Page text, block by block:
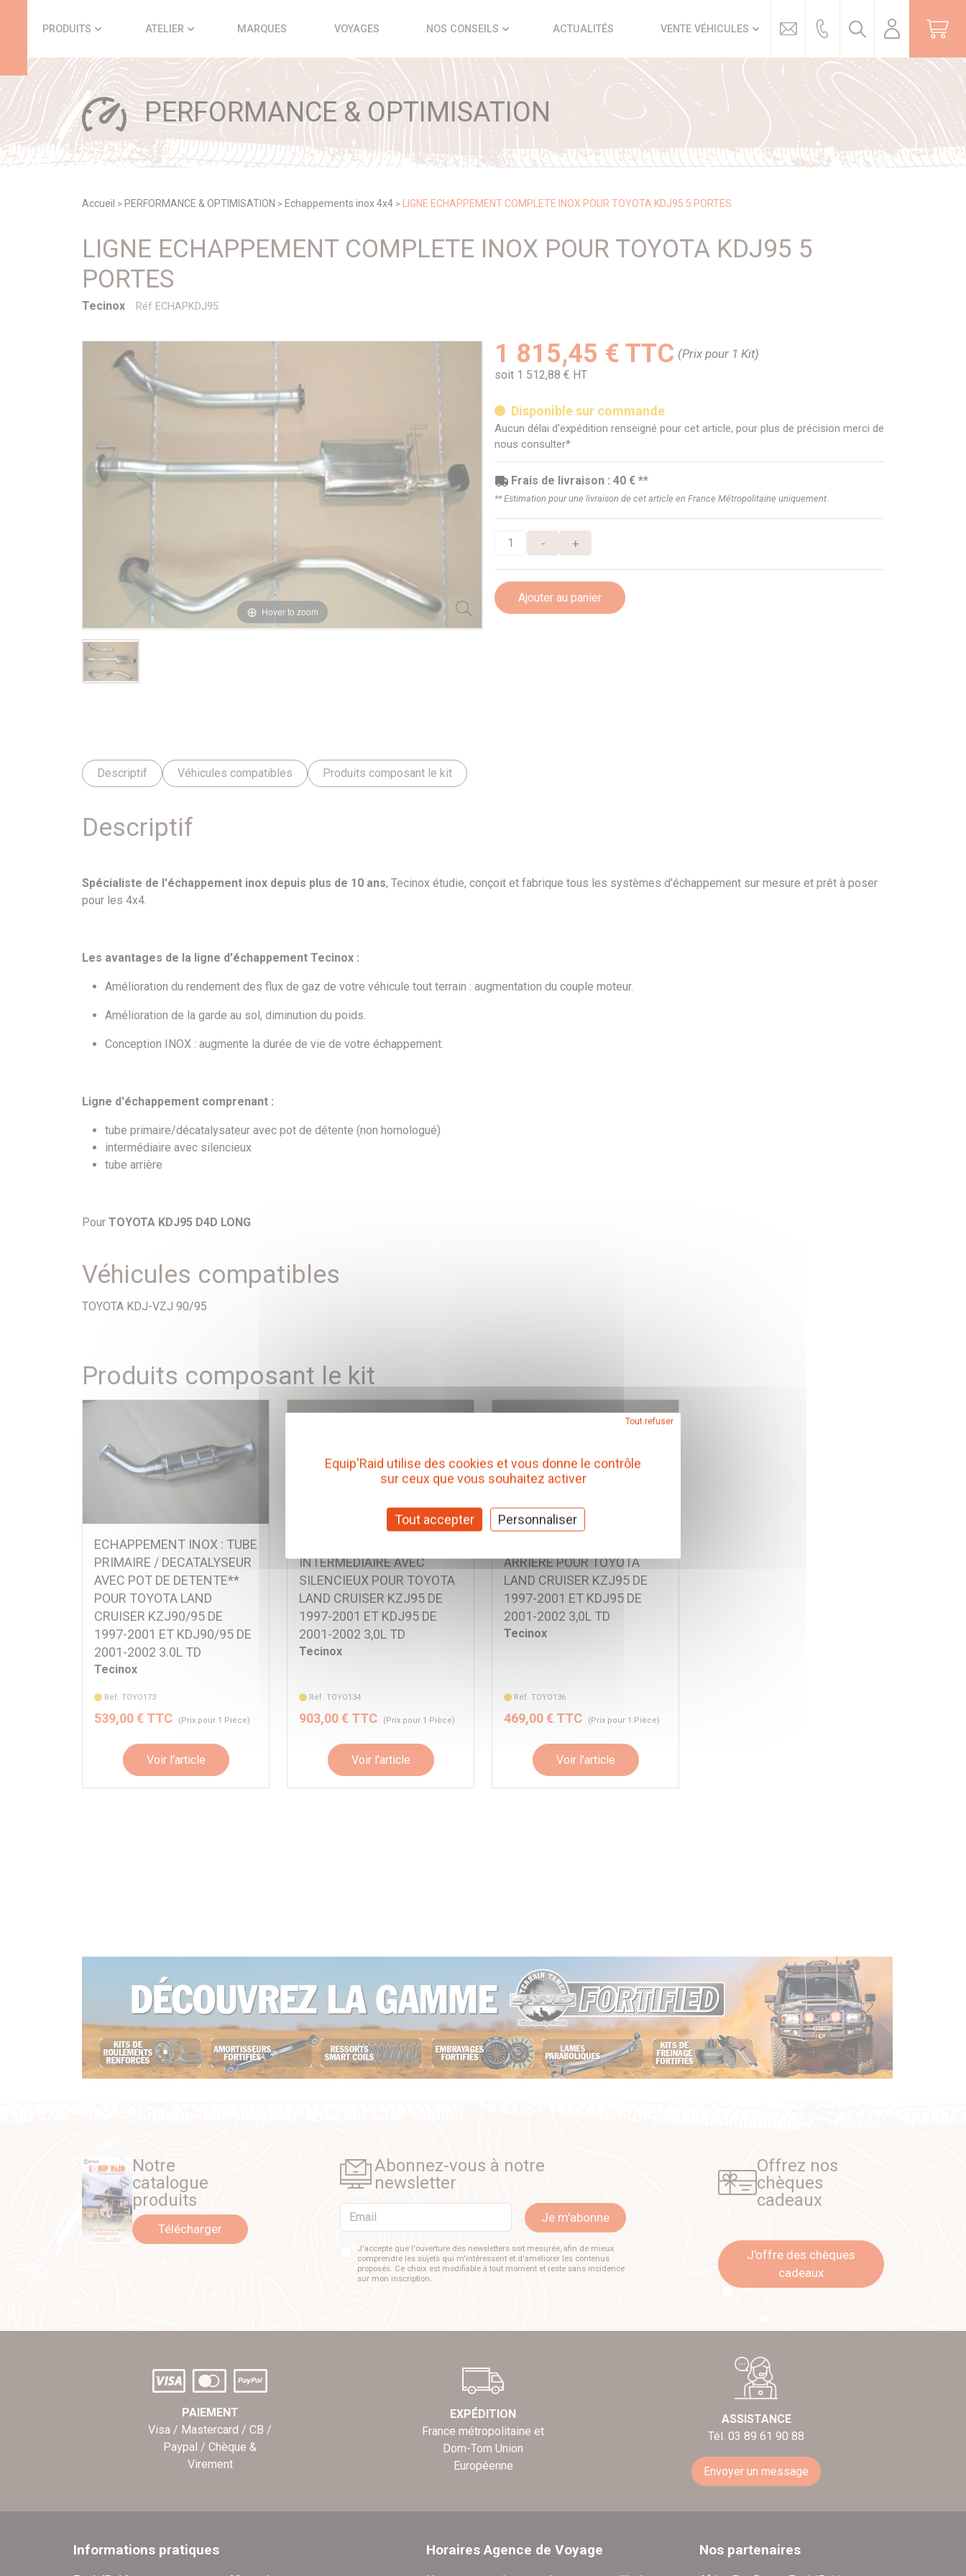
PRODUITS ATELIER MARQUES VOYAGES NOS CONSEILS ACTUALITÉS VENTE VÉHICULES
PERFORMANCE & OPTIMISATION
Accueil > PERFORMANCE & OPTIMISATION > Echappements inox 4x4 > LIGNE ECHAPPEMENT COMPLETE INOX POUR TOYOTA KDJ95 5 PORTES
LIGNE ECHAPPEMENT COMPLETE INOX POUR TOYOTA KDJ95 5
PORTES
Tecinox Réf ECHAPKDJ95
Hover to zoom
1 815,45 € TTC (Prix pour 1 Kit)
soit 1 512,88 € HT
Disponible sur commande
Aucun délai d'expédition renseigné pour cet article, pour plus de précision merci de
nous consulter*
Frais de livraison : 40 € **
** Estimation pour une livraison de cet article en France Métropolitaine uniquement.
- +
Ajouter au panier
Descriptif Véhicules compatibles Produits composant le kit
Descriptif
Spécialiste de l'échappement inox depuis plus de 10 ans, Tecinox étudie, conçoit et fabrique tous les systèmes d'échappement sur mesure et prêt à poser
pour les 4x4.
Les avantages de la ligne d'échappement Tecinox :
Amélioration du rendement des flux de gaz de votre véhicule tout terrain : augmentation du couple moteur.
Amélioration de la garde au sol, diminution du poids.
Conception INOX : augmente la durée de vie de votre échappement.
Ligne d'échappement comprenant :
tube primaire/décatalysateur avec pot de détente (non homologué)
intermédiaire avec silencieux
tube arrière
Pour TOYOTA KDJ95 D4D LONG
Véhicules compatibles
TOYOTA KDJ-VZJ 90/95
Produits composant le kit
ECHAPPEMENT INOX : TUBE
PRIMAIRE / DECATALYSEUR
AVEC POT DE DETENTE**
POUR TOYOTA LAND
CRUISER KZJ90/95 DE
1997-2001 ET KDJ90/95 DE
2001-2002 3.0L TD
Tecinox
Réf. TOYO173
539,00 € TTC (Prix pour 1 Pièce)
Voir l'article
INTERMEDIAIRE AVEC
SILENCIEUX POUR TOYOTA
LAND CRUISER KZJ95 DE
1997-2001 ET KDJ95 DE
2001-2002 3,0L TD
Tecinox
Réf. TOYO134
903,00 € TTC (Prix pour 1 Pièce)
Voir l'article
ARRIERE POUR TOYOTA
LAND CRUISER KZJ95 DE
1997-2001 ET KDJ95 DE
2001-2002 3,0L TD
Tecinox
Réf. TOYO136
469,00 € TTC (Prix pour 1 Pièce)
Voir l'article
Notre
catalogue
produits
Télécharger
Abonnez-vous à notre
newsletter
Email Je m'abonne
J'accepte que l'ouverture des newsletters soit mesurée, afin de mieux
comprendre les sujets qui m'intéressent et d'améliorer les contenus
proposés. Ce choix est modifiable à tout moment et reste sans incidence
sur mon inscription.
Offrez nos
chèques
cadeaux
J'offre des chèques
cadeaux
PAIEMENT
Visa / Mastercard / CB /
Paypal / Chèque &
Virement
EXPÉDITION
France métropolitaine et
Dom-Tom Union
Européenne
ASSISTANCE
Tél. 03 89 61 90 88
Envoyer un message
Informations pratiques Horaires Agence de Voyage Nos partenaires
Equip'Raid utilise des cookies et vous donne le contrôle
sur ceux que vous souhaitez activer
Tout accepter
Tout refuser
Personnaliser